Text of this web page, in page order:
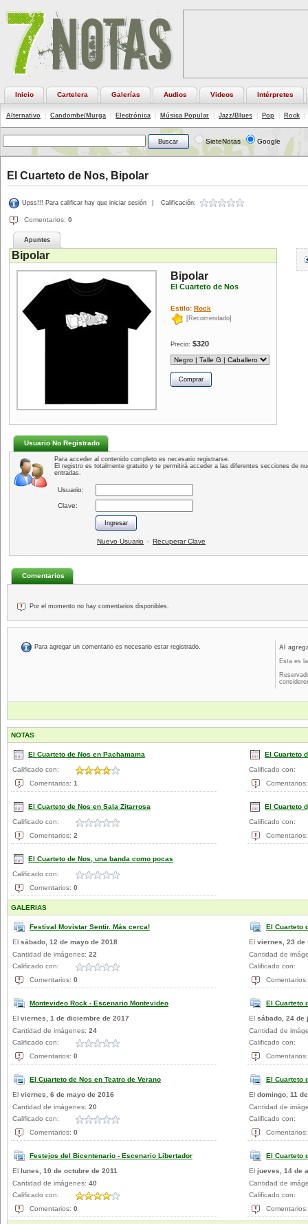
Inicio Cartelera Galerías Audios Videos Intérpretes
Alternativo Candombe/Murga Electrónica Música Popular Jazz/Blues Pop Rock
SieteNotas Google
El Cuarteto de Nos, Bipolar
Upss!!! Para calificar hay que iniciar sesión Calificación:
Comentarios: 0
Apuntes
Bipolar
Bipolar
El Cuarteto de Nos
Estilo: Rock
[Recomendado]
Precio: $320
Usuario No Registrado
Para acceder al contenido completo es necesario registrarse.
El registro es totalmente gratuito y te permitirá acceder a las diferentes secciones de
entradas.
Usuario:
Clave:
Nuevo Usuario - Recuperar Clave
Comentarios
Por el momento no hay comentarios disponibles.
Para agregar un comentario es necesario estar registrado.
Al
Esta es
NOTAS
El Cuarteto de Nos en Pachamama
Calificado con:
Comentarios: 1
El Cuarteto
Calificado con:
El Cuarteto de Nos en Sala Zitarrosa
Calificado con:
Comentarios: 2
El Cuarteto
Calificado con:
El Cuarteto de Nos, una banda como pocas
Calificado con:
Comentarios: 0
GALERIAS
Festival Movistar Sentir. Más cerca!
El sábado, 12 de mayo de 2018
Cantidad de imágenes: 22
Calificado con:
Comentarios: 0
El Cuarteto
El viernes, 23 de
Cantidad de
Calificado con:
Montevideo Rock - Escenario Montevideo
El viernes, 1 de diciembre de 2017
Cantidad de imágenes: 24
Calificado con:
Comentarios: 0
El Cuarteto
El sábado, 24 de
Cantidad de
Calificado con:
El Cuarteto de Nos en Teatro de Verano
El viernes, 6 de mayo de 2016
Cantidad de imágenes: 20
Calificado con:
Comentarios: 0
El Cuarteto
El domingo, 11
Cantidad de
Calificado con:
Festejos del Bicentenario - Escenario Libertador
El lunes, 10 de octubre de 2011
Cantidad de imágenes: 40
Calificado con:
Comentarios: 0
El Cuarteto
El jueves, 14 de
Cantidad de
Calificado con: